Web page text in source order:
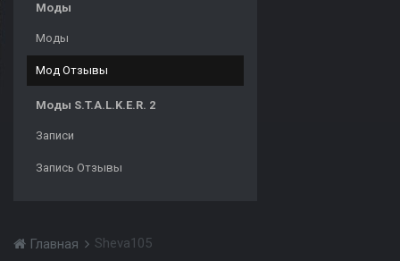
Моды
Моды
Мод Отзывы
Моды S.T.A.L.K.E.R. 2
Записи
Запись Отзывы
Главная Sheva105